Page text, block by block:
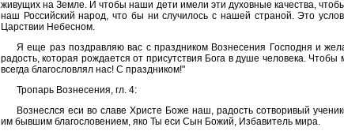
живущих на Земле. И чтобы наши дети имели эти духовные качества,
наш Российский народ, что бы ни случилось с нашей страной. Это
Царствии Небесном.
Я еще раз поздравляю вас с праздником Вознесения Господня и
радость, которая рождается от присутствия Бога в душе человека.
всегда благословлял нас! С праздником!"
Тропарь Вознесения, гл. 4:
Вознеслся еси во славе Христе Боже наш, радость сотворивый
им бывшим благословением, яко Ты еси Сын Божий, Избавитель мира.